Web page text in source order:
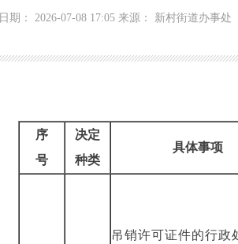
日期： 2026-07-08 17:05 来源： 新村街道办事处
序
号
决定
种类
具体事项
吊销许可证件的行政